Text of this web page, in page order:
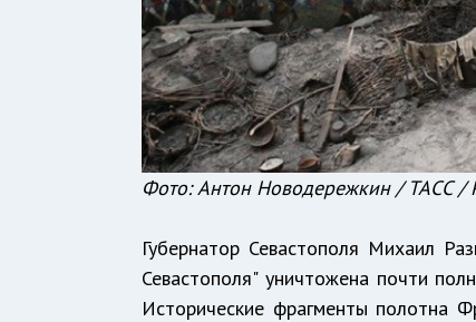
Фото: Антон Новодережкин / ТАСС /
Губернатор Севастополя Михаил
Севастополя" уничтожена почти
Исторические фрагменты полотна